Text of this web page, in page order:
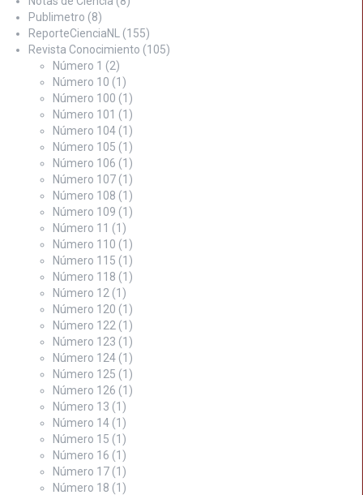
Publimetro (8)
ReporteCienciaNL (155)
Revista Conocimiento (105)
Número 1 (2)
Número 10 (1)
Número 100 (1)
Número 101 (1)
Número 104 (1)
Número 105 (1)
Número 106 (1)
Número 107 (1)
Número 108 (1)
Número 109 (1)
Número 11 (1)
Número 110 (1)
Número 115 (1)
Número 118 (1)
Número 12 (1)
Número 120 (1)
Número 122 (1)
Número 123 (1)
Número 124 (1)
Número 125 (1)
Número 126 (1)
Número 13 (1)
Número 14 (1)
Número 15 (1)
Número 16 (1)
Número 17 (1)
Número 18 (1)